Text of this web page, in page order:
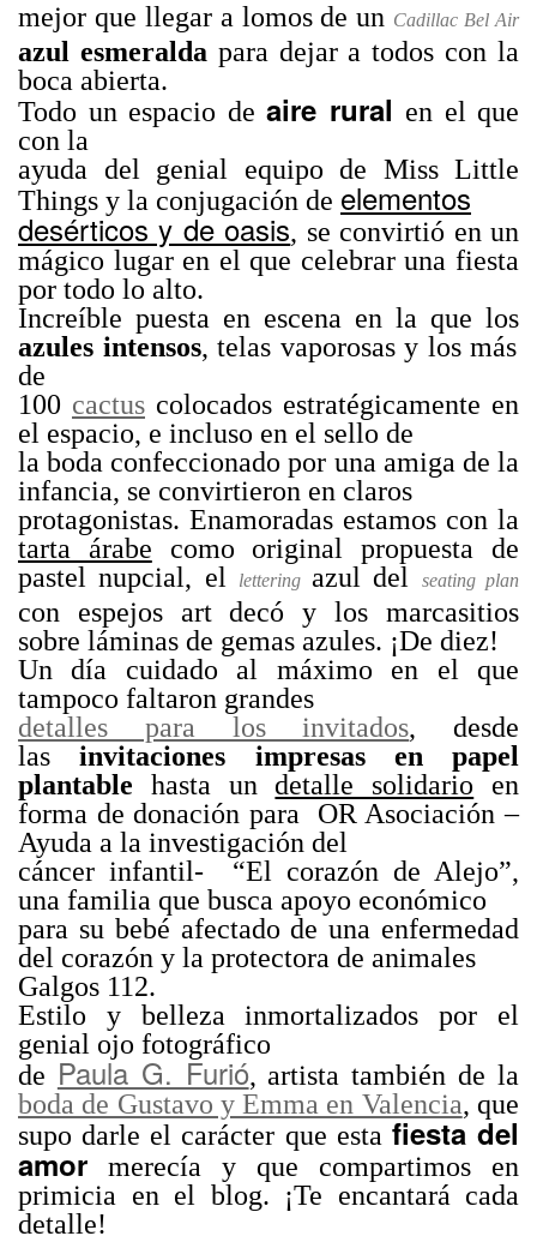
mejor que llegar a lomos de un Cadillac Bel Air
azul esmeralda para dejar a todos con la
boca abierta.
Todo un espacio de aire rural en el que
con la
ayuda del genial equipo de Miss Little
Things y la conjugación de elementos
desérticos y de oasis, se convirtió en un
mágico lugar en el que celebrar una fiesta
por todo lo alto.
Increíble puesta en escena en la que los
azules intensos, telas vaporosas y los más
de
100 cactus colocados estratégicamente en
el espacio, e incluso en el sello de
la boda confeccionado por una amiga de la
infancia, se convirtieron en claros
protagonistas. Enamoradas estamos con la
tarta árabe como original propuesta de
pastel nupcial, el
lettering azul del seating plan
con espejos art decó y los marcasitios
sobre láminas de gemas azules. ¡De diez!
Un día cuidado al máximo en el que
tampoco faltaron grandes
detalles para los invitados, desde
lasinvitaciones impresas en papel
plantable hasta undetalle solidario en
forma de donación para OR Asociación –
Ayuda a la investigación del
cáncer infantil- “El corazón de Alejo”,
una familia que busca apoyo económico
para su bebé afectado de una enfermedad
del corazón y la protectora de animales
Galgos 112.
Estilo y belleza inmortalizados por el
genial ojo fotográfico
de Paula G. Furió, artista también de la
boda de Gustavo y Emma en Valencia, que
supo darle el carácter que esta fiesta del
amor merecía y que compartimos en
primicia en el blog. ¡Te encantará cada
detalle!